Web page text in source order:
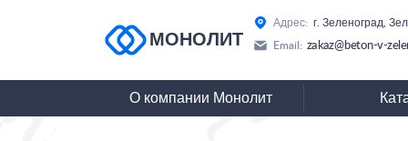
МОНОЛИТ
Адрес: г. Зеленоград,
Email: zakaz@beton-v-
О компании Монолит